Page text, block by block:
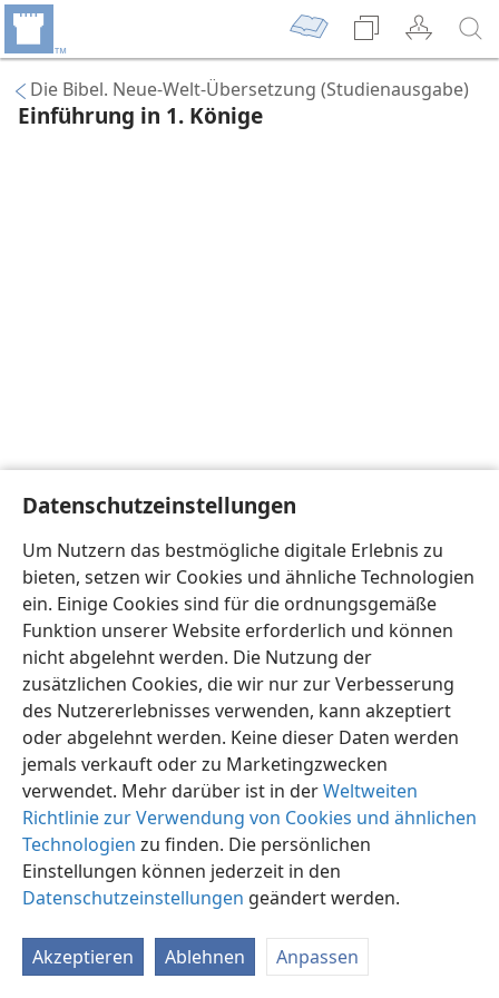
Datenschutzeinstellungen
Um Nutzern das bestmögliche digitale Erlebnis zu
bieten, setzen wir Cookies und ähnliche Technologien
ein. Einige Cookies sind für die ordnungsgemäße
Funktion unserer Website erforderlich und können
nicht abgelehnt werden. Die Nutzung der
zusätzlichen Cookies, die wir nur zur Verbesserung
des Nutzererlebnisses verwenden, kann akzeptiert
oder abgelehnt werden. Keine dieser Daten werden
jemals verkauft oder zu Marketingzwecken
verwendet. Mehr darüber ist in derWeltweiten
Richtlinie zur Verwendung von Cookies und ähnlichen
Technologien zu finden. Die persönlichen
Einstellungen können jederzeit in den
Datenschutzeinstellungen geändert werden.
Akzeptieren Ablehnen Anpassen
Die Bibel. Neue-Welt-Übersetzung (Studienausgabe)
Einführung in 1. Könige
Deutsch Teilen Einstellungen
Copyright © 2026 Watch Tower Bible and Tract Society of Pennsylvania
Nutzungsbedingungen
Datenschutzeinstellungen
JW.ORG Anmelden